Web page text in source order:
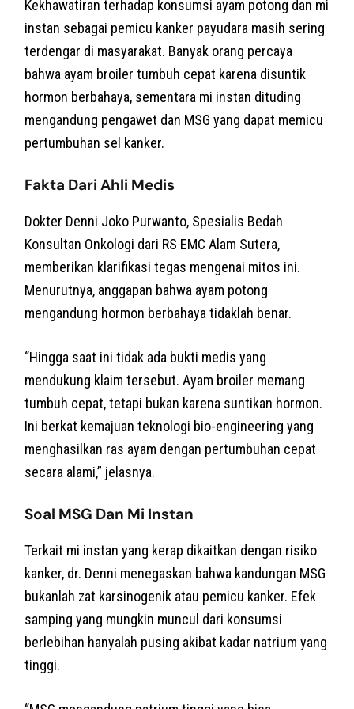
Kekhawatiran terhadap konsumsi ayam potong dan mi
instan sebagai pemicu kanker payudara masih sering
terdengar di masyarakat. Banyak orang percaya
bahwa ayam broiler tumbuh cepat karena disuntik
hormon berbahaya, sementara mi instan dituding
mengandung pengawet dan MSG yang dapat memicu
pertumbuhan sel kanker.
Fakta Dari Ahli Medis
Dokter Denni Joko Purwanto, Spesialis Bedah
Konsultan Onkologi dari RS EMC Alam Sutera,
memberikan klarifikasi tegas mengenai mitos ini.
Menurutnya, anggapan bahwa ayam potong
mengandung hormon berbahaya tidaklah benar.
“Hingga saat ini tidak ada bukti medis yang
mendukung klaim tersebut. Ayam broiler memang
tumbuh cepat, tetapi bukan karena suntikan hormon.
Ini berkat kemajuan teknologi bio-engineering yang
menghasilkan ras ayam dengan pertumbuhan cepat
secara alami,” jelasnya.
Soal MSG Dan Mi Instan
Terkait mi instan yang kerap dikaitkan dengan risiko
kanker, dr. Denni menegaskan bahwa kandungan MSG
bukanlah zat karsinogenik atau pemicu kanker. Efek
samping yang mungkin muncul dari konsumsi
berlebihan hanyalah pusing akibat kadar natrium yang
tinggi.